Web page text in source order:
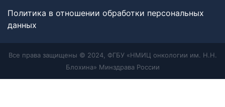
Политика в отношении обработки персональных
данных
Все права защищены © 2024, ФГБУ «НМИЦ онкологии им. Н.Н.
Блохина» Минздрава России